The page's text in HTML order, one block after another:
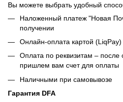
Вы можете выбрать удобный
Наложенный платеж "Новая
получении
Онлайн-оплата картой
Оплата по реквизитам –
пришлем вам счет для оплаты
Наличными при самовывозе
Гарантия DFA